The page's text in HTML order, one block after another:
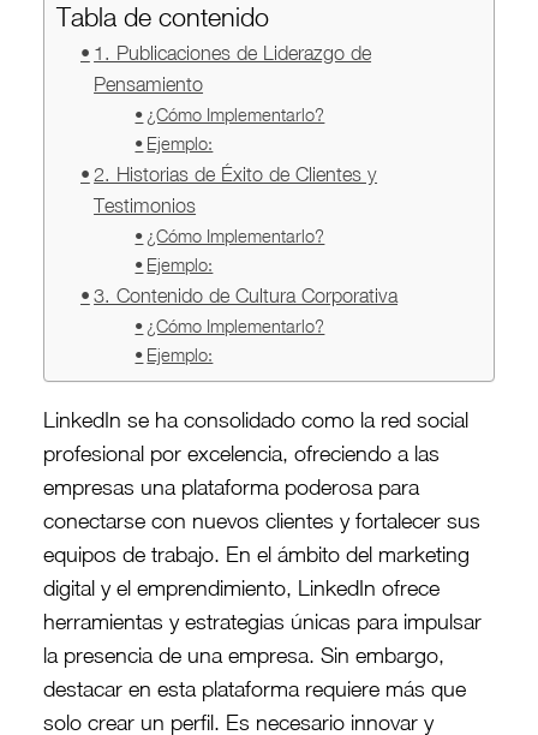
Tabla de contenido
1. Publicaciones de Liderazgo de
Pensamiento
¿Cómo Implementarlo?
Ejemplo:
2. Historias de Éxito de Clientes y
Testimonios
¿Cómo Implementarlo?
Ejemplo:
3. Contenido de Cultura Corporativa
¿Cómo Implementarlo?
Ejemplo:
LinkedIn se ha consolidado como la red social
profesional por excelencia, ofreciendo a las
empresas una plataforma poderosa para
conectarse con nuevos clientes y fortalecer sus
equipos de trabajo. En el ámbito del marketing
digital y el emprendimiento, LinkedIn ofrece
herramientas y estrategias únicas para impulsar
la presencia de una empresa. Sin embargo,
destacar en esta plataforma requiere más que
solo crear un perfil. Es necesario innovar y